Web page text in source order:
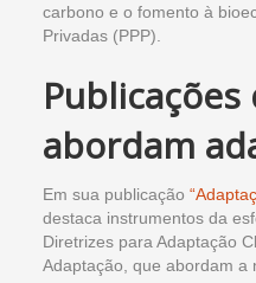
carbono e o fomento à
Privadas (PPP).
Publicações
abordam
Em sua publicação
destaca instrumentos da
Diretrizes para Adaptação
Adaptação, que abordam a